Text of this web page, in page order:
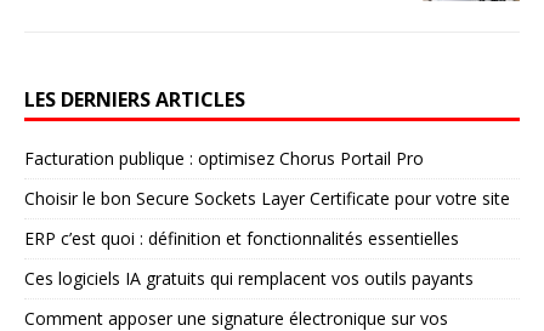
LES DERNIERS ARTICLES
Facturation publique : optimisez Chorus Portail Pro
Choisir le bon Secure Sockets Layer Certificate pour votre site
ERP c’est quoi : définition et fonctionnalités essentielles
Ces logiciels IA gratuits qui remplacent vos outils payants
Comment apposer une signature électronique sur vos